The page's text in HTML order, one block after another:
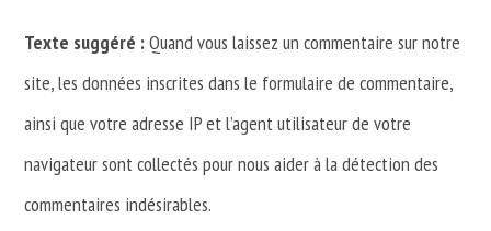
Texte suggéré :Quand vous laissez un commentaire sur notre
site, les données inscrites dans le formulaire de commentaire,
ainsi que votre adresse IP et l’agent utilisateur de votre
navigateur sont collectés pour nous aider à la détection des
commentaires indésirables.